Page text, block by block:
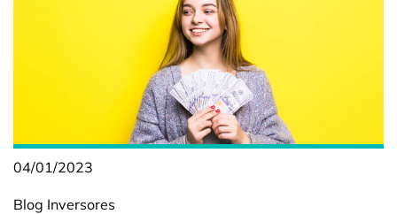
04/01/2023
Blog Inversores